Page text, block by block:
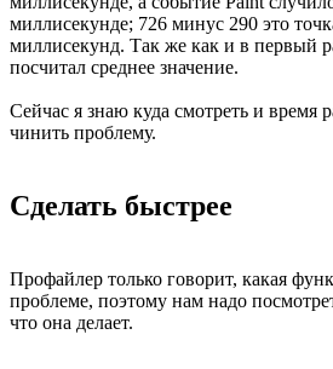
миллисекунде; 726 минус 290 это
миллисекунд. Так же как и в первый
посчитал среднее значение.
Сейчас я знаю куда смотреть и время
чинить проблему.
Сделать быстрее
Профайлер только говорит, какая
проблеме, поэтому нам надо
что она делает.